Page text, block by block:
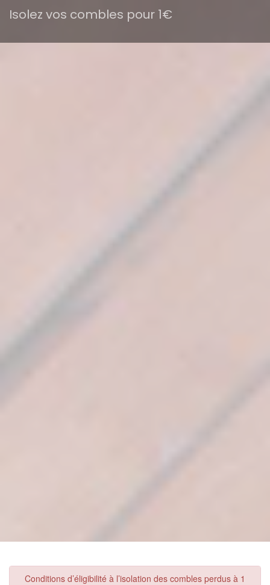
Isolez vos combles pour 1€
Conditions d’éligibilité à l’isolation des combles perdus à 1